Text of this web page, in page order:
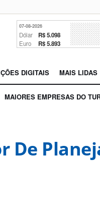
07-08-2026
Dólar R$ 5.098
Euro R$ 5.893
DIGITAIS MAIS LIDAS
MAIORES EMPRESAS DO
De